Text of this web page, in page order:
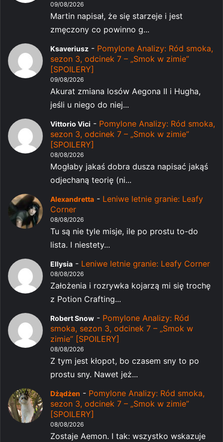
09/08/2026
Martin napisał, że się starzeje i jest
zmęczony co powinno g...
Ksaveriusz - Pomylone Analizy: Ród smoka,
sezon 3, odcinek 7 – „Smok w zimie”
[SPOILERY]
09/08/2026
Akurat zmiana losów Aegona II i Hugha,
jeśli u niego do niej...
Vittorio Vici - Pomylone Analizy: Ród smoka,
sezon 3, odcinek 7 – „Smok w zimie”
[SPOILERY]
08/08/2026
Mogłaby jakaś dobra dusza napisać jakąś
odjechaną teorię (ni...
Alexandretta - Leniwe letnie granie: Leafy
Corner
08/08/2026
Tu są nie tyle misje, ile po prostu to-do
lista. I niestety...
Ellysia - Leniwe letnie granie: Leafy Corner
08/08/2026
Założenia i rozrywka kojarzą mi się trochę
z Potion Crafting...
Robert Snow - Pomylone Analizy: Ród
smoka, sezon 3, odcinek 7 – „Smok w
zimie” [SPOILERY]
08/08/2026
Z tym jest kłopot, bo czasem sny to po
prostu sny. Nawet jeż...
Dżądżen - Pomylone Analizy: Ród smoka,
sezon 3, odcinek 7 – „Smok w zimie”
[SPOILERY]
08/08/2026
Zostaje Aemon. I tak: wszystko wskazuje